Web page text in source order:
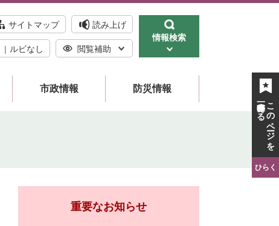
サイトマップ 読み上げ
ルビなし 閲覧補助
情報検索
市政情報 防災情報
重要なお知らせ
このページを
一時保存する
ひらく